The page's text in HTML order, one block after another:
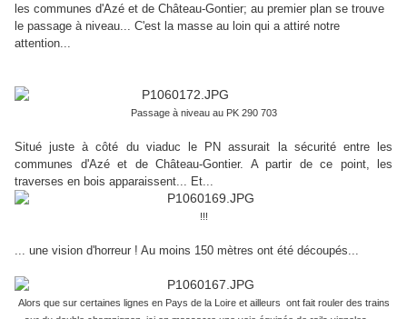
les communes d'Azé et de Château-Gontier; au premier plan se trouve
le passage à niveau... C'est la masse au loin qui a attiré notre
attention...
Passage à niveau au PK 290 703
Situé juste à côté du viaduc le PN assurait la sécurité entre les
communes d'Azé et de Château-Gontier. A partir de ce point, les
traverses en bois apparaissent... Et...
!!!
... une vision d'horreur ! Au moins 150 mètres ont été découpés...
Alors que sur certaines lignes en Pays de la Loire et ailleurs ont fait rouler des trains